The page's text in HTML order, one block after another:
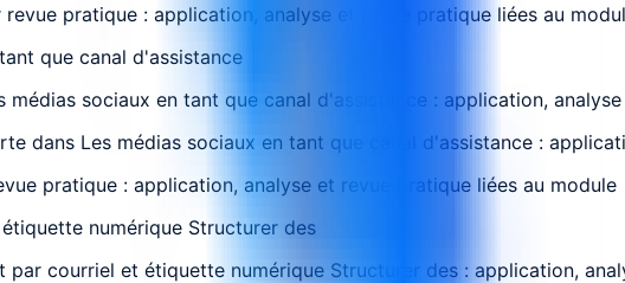
pratique : application, analyse et revue pratique liées au
que canal d'assistance
sociaux en tant que canal d'assistance : application,
dans Les médias sociaux en tant que canal d'assistance :
pratique : application, analyse et revue pratique liées au module
numérique Structurer des
courriel et étiquette numérique Structurer des : application,